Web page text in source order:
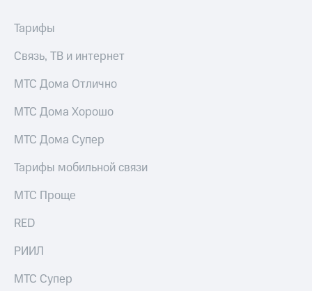
капитал
и
Рынок
Описание
Программа
Порядок
выкупа
Описание
Тарифы
Связь, ТВ и интернет
МТС Дома Отлично
МТС Дома Хорошо
МТС Дома Супер
Тарифы мобильной связи
МТС Проще
RED
РИИЛ
МТС Супер